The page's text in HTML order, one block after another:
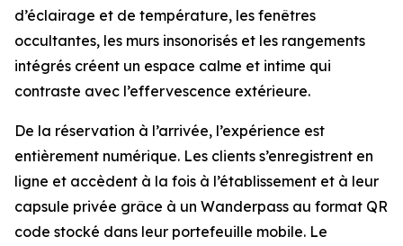
d’éclairage et de température, les fenêtres
occultantes, les murs insonorisés et les rangements
intégrés créent un espace calme et intime qui
contraste avec l’effervescence extérieure.
De la réservation à l’arrivée, l’expérience est
entièrement numérique. Les clients s’enregistrent en
ligne et accèdent à la fois à l’établissement et à leur
capsule privée grâce à un Wanderpass au format QR
code stocké dans leur portefeuille mobile. Le